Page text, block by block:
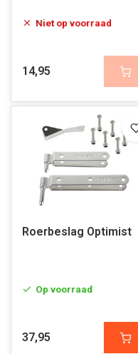
Niet op voorraad
14,95
Roerbeslag Optimist
Op voorraad
37,95